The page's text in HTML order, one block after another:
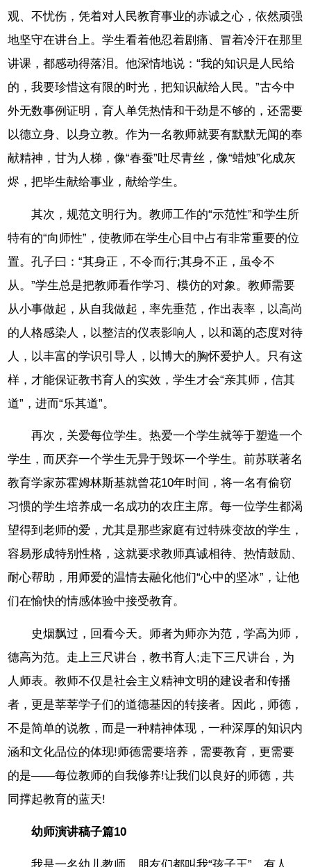
观、不忧伤，凭着对人民教育事业的赤诚之心，依然顽强
地坚守在讲台上。学生看着他忍着剧痛、冒着冷汗在那里
讲课，都感动得落泪。他深情地说：“我的知识是人民给
的，我要珍惜这有限的时光，把知识献给人民。”古今中
外无数事例证明，育人单凭热情和干劲是不够的，还需要
以德立身、以身立教。作为一名教师就要有默默无闻的奉
献精神，甘为人梯，像“春蚕”吐尽青丝，像“蜡烛”化成灰
烬，把毕生献给事业，献给学生。
其次，规范文明行为。教师工作的“示范性”和学生所
特有的“向师性”，使教师在学生心目中占有非常重要的位
置。孔子曰：“其身正，不令而行;其身不正，虽令不
从。”学生总是把教师看作学习、模仿的对象。教师需要
从小事做起，从自我做起，率先垂范，作出表率，以高尚
的人格感染人，以整洁的仪表影响人，以和蔼的态度对待
人，以丰富的学识引导人，以博大的胸怀爱护人。只有这
样，才能保证教书育人的实效，学生才会“亲其师，信其
道”，进而“乐其道”。
再次，关爱每位学生。热爱一个学生就等于塑造一个
学生，而厌弃一个学生无异于毁坏一个学生。前苏联著名
教育学家苏霍姆林斯基就曾花10年时间，将一名有偷窃
习惯的学生培养成一名成功的农庄主席。每一位学生都渴
望得到老师的爱，尤其是那些家庭有过特殊变故的学生，
容易形成特别性格，这就要求教师真诚相待、热情鼓励、
耐心帮助，用师爱的温情去融化他们“心中的坚冰”，让他
们在愉快的情感体验中接受教育。
史烟飘过，回看今天。师者为师亦为范，学高为师，
德高为范。走上三尺讲台，教书育人;走下三尺讲台，为
人师表。教师不仅是社会主义精神文明的建设者和传播
者，更是莘莘学子们的道德基因的转接者。因此，师德，
不是简单的说教，而是一种精神体现，一种深厚的知识内
涵和文化品位的体现!师德需要培养，需要教育，更需要
的是——每位教师的自我修养!让我们以良好的师德，共
同撑起教育的蓝天!
幼师演讲稿子篇10